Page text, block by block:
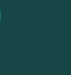
ridge,
―
CdP.